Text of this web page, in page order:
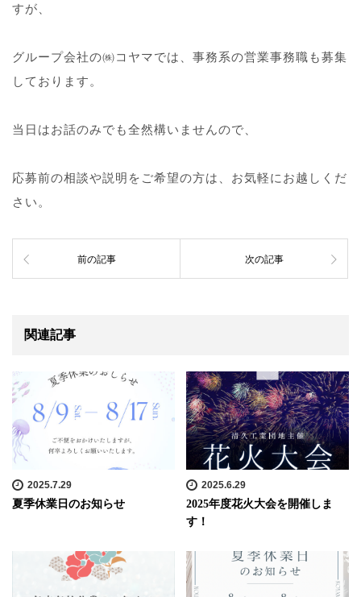
すが、
グループ会社の㈱コヤマでは、事務系の営業事務職も募集
しております。
当日はお話のみでも全然構いませんので、
応募前の相談や説明をご希望の方は、お気軽にお越しくだ
さい。
前の記事 次の記事
関連記事
2025.7.29
夏季休業日のお知らせ
2025.6.29
2025年度花火大会を開催しま
す！